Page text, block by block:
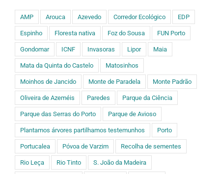
AMP Arouca Azevedo Corredor Ecológico EDP
Espinho Floresta nativa Foz do Sousa FUN Porto
Gondomar ICNF Invasoras Lipor Maia
Mata da Quinta do Castelo Matosinhos
Moinhos de Jancido Monte de Paradela Monte Padrão
Oliveira de Azeméis Paredes Parque da Ciência
Parque das Serras do Porto Parque de Avioso
Plantamos árvores partilhamos testemunhos Porto
Portucalea Póvoa de Varzim Recolha de sementes
Rio Leça Rio Tinto S. João da Madeira